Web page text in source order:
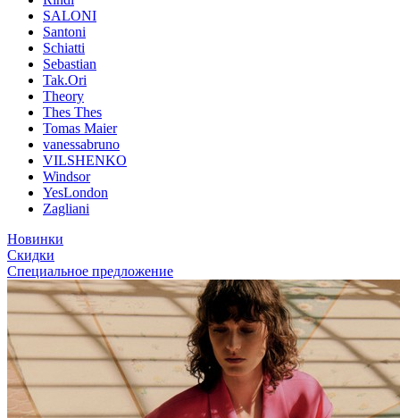
SALONI
Santoni
Schiatti
Sebastian
Tak.Ori
Theory
Thes Thes
Tomas Maier
vanessabruno
VILSHENKO
Windsor
YesLondon
Zagliani
Новинки
Скидки
Специальное предложение